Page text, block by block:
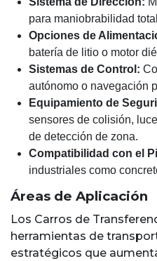
para maniobrabilidad
Opciones de
batería de litio o motor
Sistemas de Control:
autónomo o navegación
Equipamiento de
sensores de colisión,
de detección de zona.
Compatibilidad con el
industriales como
Áreas de Aplicación
Los Carros de
herramientas de
estratégicos que